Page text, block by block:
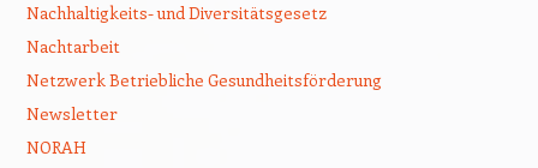
Nachhaltigkeits- und Diversitätsgesetz
Nachtarbeit
Netzwerk Betriebliche Gesundheitsförderung
Newsletter
NORAH